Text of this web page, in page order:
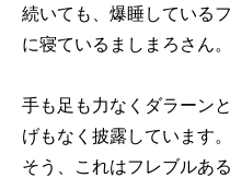
続いても、爆睡している
に寝ているましまろさん。
手も足も力なくダラーン
げもなく披露しています。
そう、これはフレブルある